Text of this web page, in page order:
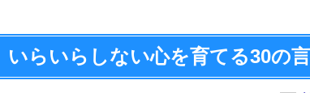
いらいらしない心を育てる30の